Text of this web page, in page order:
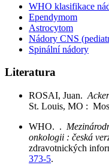
WHO klasifikace
Ependymom
Astrocytom
Nádory CNS
Spinální nádory
Literatura
ROSAI, Juan.
St. Louis, MO :
WHO. .
onkologii : česká
zdravotnických
373-5.